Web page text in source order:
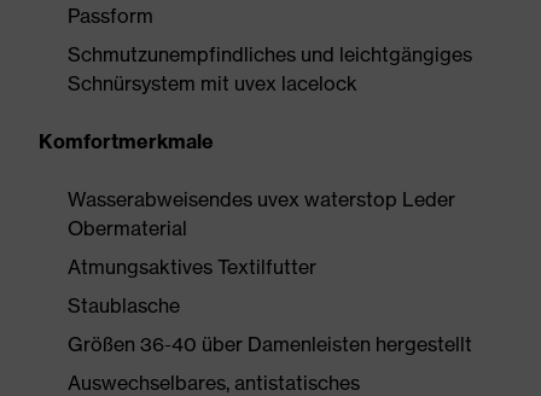
Passform
Schmutzunempfindliches und leichtgängiges
Schnürsystem mit uvex lacelock
Komfortmerkmale
Wasserabweisendes uvex waterstop Leder
Obermaterial
Atmungsaktives Textilfutter
Staublasche
Größen 36-40 über Damenleisten hergestellt
Auswechselbares, antistatisches